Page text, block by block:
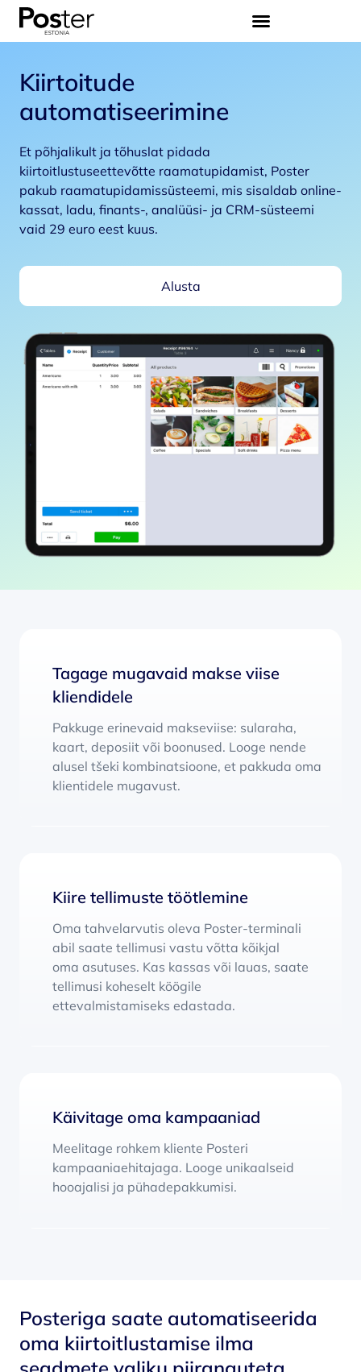
Kiirtoitude
automatiseerimine
Et põhjalikult ja tõhuslat pidada
kiirtoitlustuseettevõtte raamatupidamist, Poster
pakub raamatupidamissüsteemi, mis sisaldab online-
kassat, ladu, finants-, analüüsi- ja CRM-süsteemi
vaid 29 euro eest kuus.
Alusta
Tagage mugavaid makse viise
kliendidele
Pakkuge erinevaid makseviise: sularaha,
kaart, deposiit või boonused. Looge nende
alusel tšeki kombinatsioone, et pakkuda oma
klientidele mugavust.
Kiire tellimuste töötlemine
Oma tahvelarvutis oleva Poster-terminali
abil saate tellimusi vastu võtta kõikjal
oma asutuses. Kas kassas või lauas, saate
tellimusi koheselt köögile
ettevalmistamiseks edastada.
Käivitage oma kampaaniad
Meelitage rohkem kliente Posteri
kampaaniaehitajaga. Looge unikaalseid
hooajalisi ja pühadepakkumisi.
Posteriga saate automatiseerida
oma kiirtoitlustamise ilma